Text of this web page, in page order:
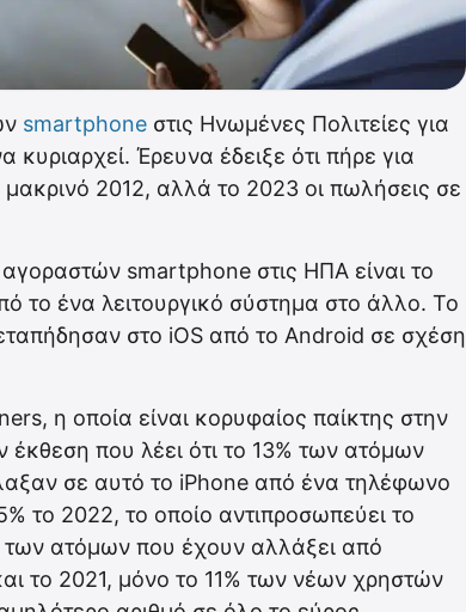
smartphone στις Ηνωμένες Πολιτείες για
Έρευνα έδειξε ότι πήρε για
2012, αλλά το 2023 οι πωλήσεις σε
smartphone στις ΗΠΑ είναι το
ένα λειτουργικό σύστημα στο άλλο. Το
στο iOS από το Android σε σχέση
η οποία είναι κορυφαίος παίκτης στην
έκθεση που λέει ότι το 13% των ατόμων
σε αυτό το iPhone από ένα τηλέφωνο
το 2022, το οποίο αντιπροσωπεύει το
των ατόμων που έχουν αλλάξει από
το 2021, μόνο το 11% των νέων χρηστών